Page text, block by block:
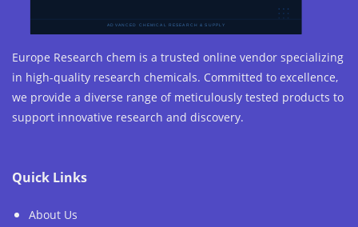
Europe Research chem is a trusted online vendor specializing
in high-quality research chemicals. Committed to excellence,
we provide a diverse range of meticulously tested products to
support innovative research and discovery.
Quick Links
About Us